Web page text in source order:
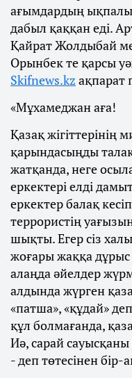
ағымдардың
дабыл қаққан еді.
Қайрат Жолдыбай
Орынбек те қарсы
Skifnews.kz ақпарат
«Мұхамеджан аға!
Қазақ жігіттерінің
қарындасыңды
жатқанда, неге
еркектері елді
еркектер балақ
террористің
шықты. Егер сіз
жоғары жаққа дұрыс
алаңда әйелдер
алдында жүрген
«патша», «құдай»
құл болмағанда,
Иә, сарай
- деп төтесінен бір-